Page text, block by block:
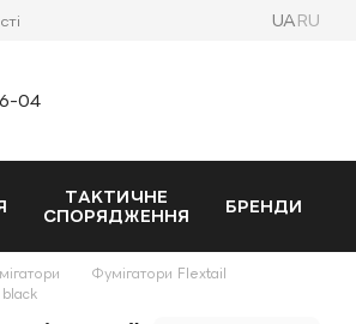
UA RU
04
ТАКТИЧНЕ
СПОРЯДЖЕННЯ
БРЕНДИ
Фумігатори Flextail
black